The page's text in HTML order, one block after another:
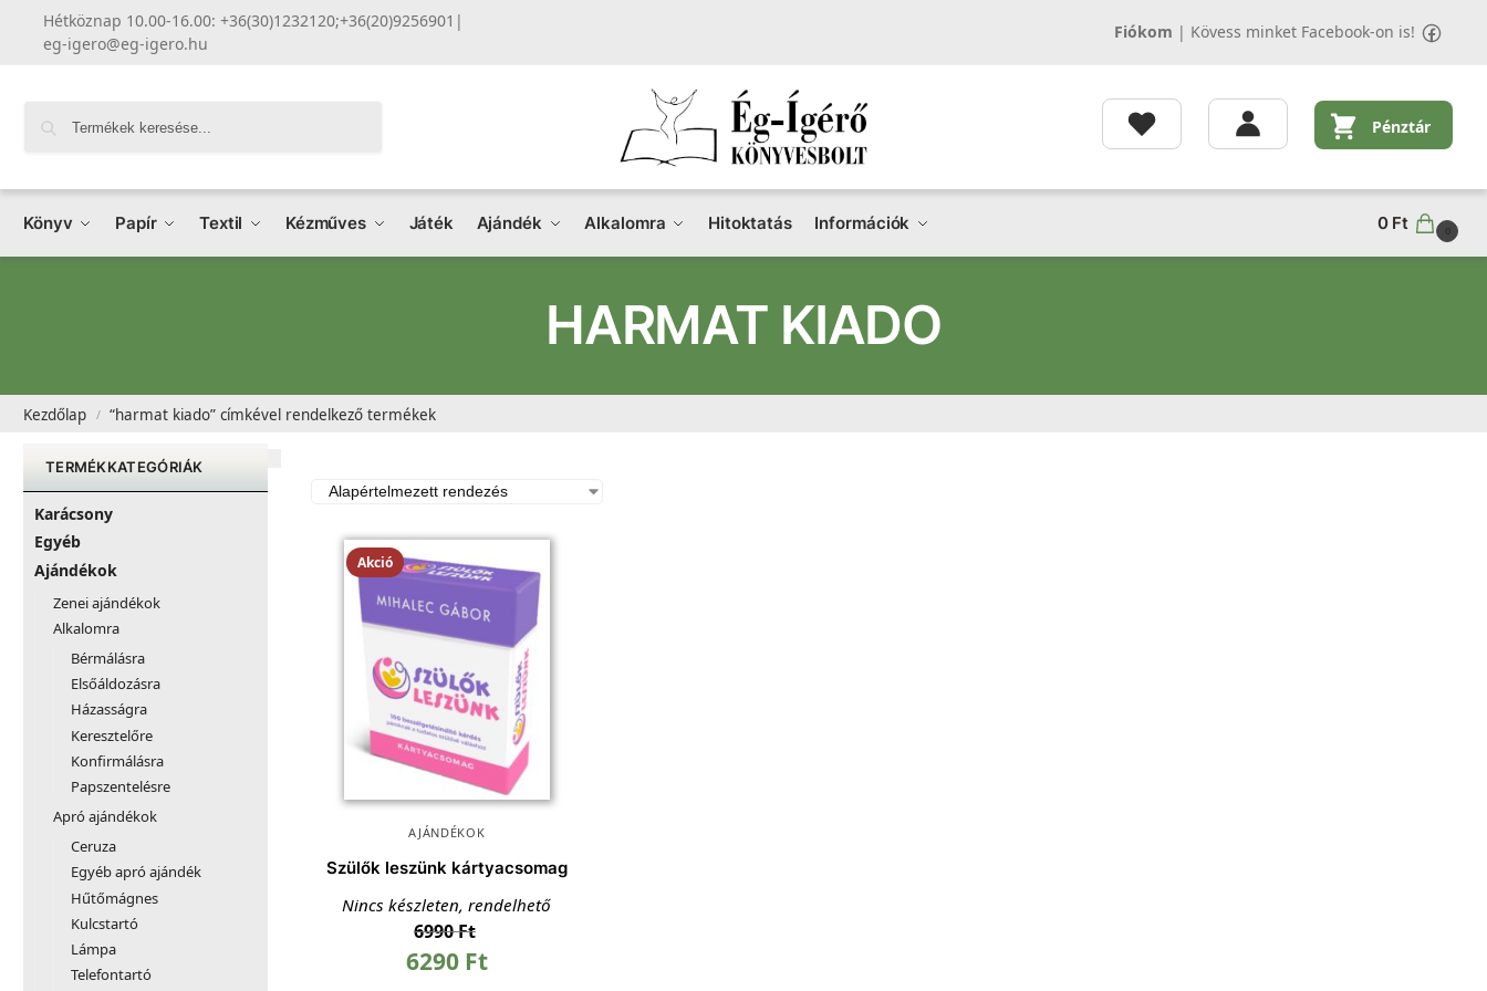
Hétköznap 10.00-16.00: +36(30)1232120;+36(20)9256901 |
eg-igero@eg-igero.hu
Fiókom | Kövess minket Facebook-on is!
Pénztár
Könyv Papír Textil Kézműves Játék Ajándék Alkalomra Hitoktatás Információk 0 Ft 0
HARMAT KIADO
Kezdőlap / “harmat kiado” címkével rendelkező termékek
Akció
AJÁNDÉKOK
Szülők leszünk kártyacsomag
Nincs készleten, rendelhető
6990Ft
6290 Ft
TERMÉKKATEGÓRIÁK
Karácsony
Egyéb
Ajándékok
Zenei ajándékok
Alkalomra
Bérmálásra
Elsőáldozásra
Házasságra
Keresztelőre
Konfirmálásra
Papszentelésre
Apró ajándékok
Ceruza
Egyéb apró ajándék
Hűtőmágnes
Kulcstartó
Lámpa
Telefontartó